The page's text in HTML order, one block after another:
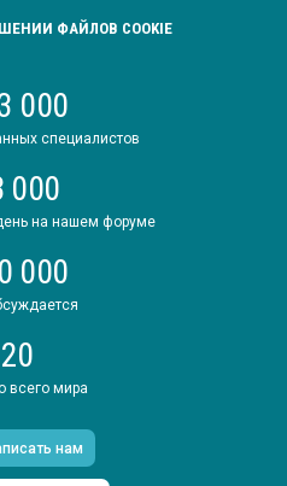
ФАЙЛОВ COOKIE
000
специалистов
000
на нашем форуме
000
20
всего мира
нам